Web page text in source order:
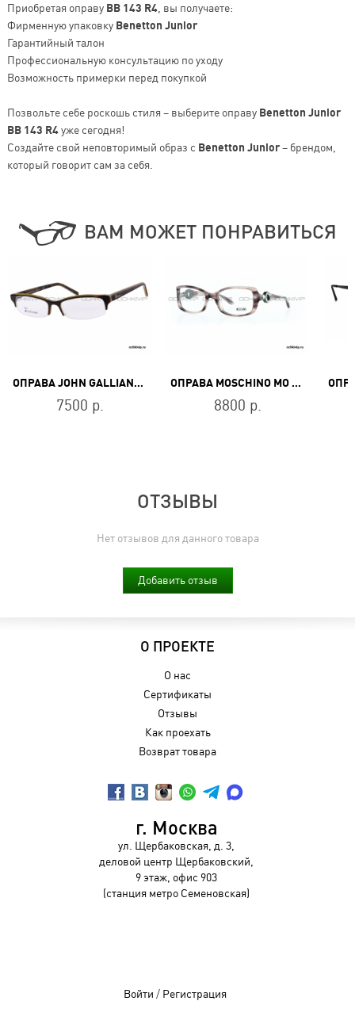
Приобретая оправу BB 143 R4, вы получаете:
Фирменную упаковку Benetton Junior
Гарантийный талон
Профессиональную консультацию по уходу
Возможность примерки перед покупкой
Позвольте себе роскошь стиля – выберите оправу Benetton Junior
BB 143 R4уже сегодня!
Создайте свой неповторимый образ с Benetton Junior– брендом,
который говорит сам за себя.
ВАМ МОЖЕТ ПОНРАВИТЬСЯ
ОПРАВА JOHN GALLIANO JG 5023 056
7500 р.
ОПРАВА MOSCHINO MO 196 03
8800 р.
ОТЗЫВЫ
Нет отзывов для данного товара
Добавить отзыв
О ПРОЕКТЕ
О нас
Сертификаты
Отзывы
Как проехать
Возврат товара
г. Москва
ул. Щербаковская, д. 3,
деловой центр Щербаковский,
9 этаж, офис 903
(станция метро Семеновская)
Войти / Регистрация